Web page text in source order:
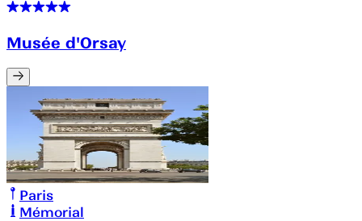
Musée d'Orsay
Paris
Mémorial